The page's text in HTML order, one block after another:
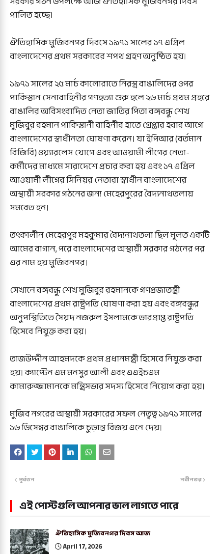
পালিত হচ্ছে।
ঐতিহাসিক মুজিবনগর দিবসে ১৯৭১ সালের ১৭ এপ্রিল
বাংলাদেশের প্রথম সরকারের শপথ গ্রহণ অনুষ্ঠিত হয়।
১৯৭১ সালের ২৫ মার্চ কালোরাতে নিরস্ত্র বাঙালিদের ওপর
পাকিস্তান সেনাবাহিনীর গণহত্যা শুরু হলে ২৬ মার্চ প্রথম প্রহরে
বাঙালির অবিসংবাদিত নেতা জাতির পিতা বঙ্গবন্ধু শেখ
মুজিবুর রহমান পাকিস্তানী বাহিনীর হাতে গ্রেপ্তার হবার আগে
বাংলাদেশের স্বাধীনতা ঘোষণা করেন। যা ইপিআর (বর্তমান
বিজিবি) ওয়্যারলেস যোগে এবং আওয়ামী লীগের নেতা-
কর্মীদের মাধ্যমে সারাদেশে প্রচার করা হয় এবং ১৭ এপ্রিল
আওয়ামী লীগের সিনিয়র নেতারা স্বাধীন বাংলাদেশের
অস্থায়ী সরকার গঠনের জন্য মেহেরপুরের বৈদ্যনাথতলায়
সমবেত হন।
তৎকালীন মেহেরপুর মহকুমার বৈদ্যনাথতলা ছিল মূলত একটি
আমের বাগান, পরে বাংলাদেশের অস্থায়ী সরকার গঠনের পর
এর নাম হয় মুজিবনগর।
সেখানে বঙ্গবন্ধু শেখ মুজিবুর রহমানকে গণপ্রজাতন্ত্রী
বাংলাদেশের প্রথম রাষ্ট্রপতি ঘোষণা করা হয় এবং বঙ্গবন্ধুর
অনুপস্থিতিতে সৈয়দ নজরুল ইসলামকে ভারপ্রাপ্ত রাষ্ট্রপতি
হিসেবে নিযুক্ত করা হয়।
তাজউদ্দীন আহমদকে প্রথম প্রধানমন্ত্রী হিসেবে নিযুক্ত করা
হয়। ক্যাপ্টেন এম মনসুর আলী এবং এএইচএম
কামারুজ্জামানকে মন্ত্রিসভার সদস্য হিসেবে নিয়োগ করা হয়।
মুজিব নগরের অস্থায়ী সরকারের সফল নেতৃত্ব ১৯৭১ সালের
১৬ ডিসেম্বর বাঙালিকে চুড়ান্ত বিজয় এনে দেয়।
নবীনতর
পূর্বতন
এই পোস্টগুলি আপনার ভাল লাগতে পারে
ঐতিহাসিক মুজিবনগর দিবস আজ
April 17, 2026